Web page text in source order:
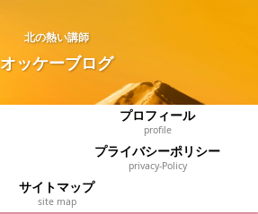
北の熱い講師
オッケーブログ
プロフィール
profile
プライバシーポリシー
privacy‐Policy
サイトマップ
site map